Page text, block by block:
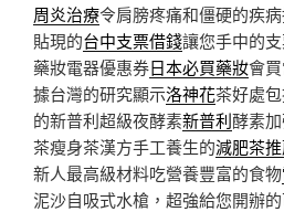
周炎治療令肩膀疼痛和僵硬的疾
貼現的台中支票借錢讓您手中的
藥妝電器優惠券日本必買藥妝會
據台灣的研究顯示洛神花茶好處
的新普利超級夜酵素新普利酵素
茶瘦身茶漢方手工養生的減肥茶
新人最高級材料吃營養豐富的食物
泥沙自吸式水槍，超強給您開辦